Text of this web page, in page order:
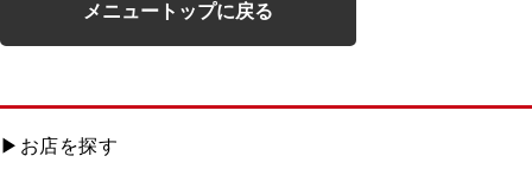
メニュートップに戻る
お店を探す